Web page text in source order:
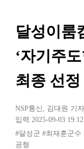
달성이룸
‘자기주
최종 선정
NSP통신 , 김대원 기자
입력 2025-09-03 19:12
#달성군 #최재훈군수
공형